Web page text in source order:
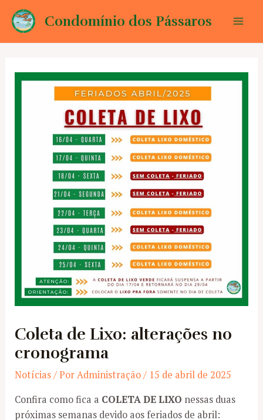
para
Condomínio dos Pássaros
Coleta de Lixo: alterações no
cronograma
Notícias/ PorAdministração/ 15 de abril de 2025
Confira como fica a COLETA DE LIXO nessas duas
próximas semanas devido aos feriados de abril: